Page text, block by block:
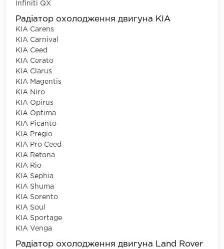
Infiniti QX
Радіатор охолодження двигуна KIA
KIA Carens
KIA Carnival
KIA Ceed
KIA Cerato
KIA Clarus
KIA Magentis
KIA Niro
KIA Opirus
KIA Optima
KIA Picanto
KIA Pregio
KIA Pro Ceed
KIA Retona
KIA Rio
KIA Sephia
KIA Shuma
KIA Sorento
KIA Soul
KIA Sportage
KIA Venga
Радіатор охолодження двигуна Land Rover